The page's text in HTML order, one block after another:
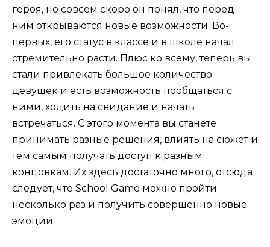
героя, но совсем скоро он понял, что перед
ним открываются новые возможности. Во-
первых, его статус в классе и в школе начал
стремительно расти. Плюс ко всему, теперь вы
стали привлекать большое количество
девушек и есть возможность пообщаться с
ними, ходить на свидание и начать
встречаться. С этого момента вы станете
принимать разные решения, влиять на сюжет и
тем самым получать доступ к разным
концовкам. Их здесь достаточно много, отсюда
следует, что School Game можно пройти
несколько раз и получить совершенно новые
эмоции.